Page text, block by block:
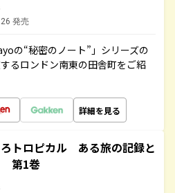
発売
の“秘密のノート”」シリーズの
るロンドン南東の田舎町をご紹
詳細を見る
トロピカル ある旅の記録と
第1巻